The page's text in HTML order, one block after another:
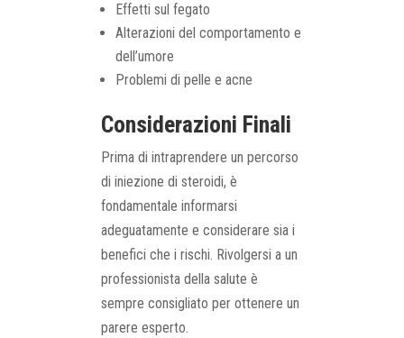
Effetti sul fegato
Alterazioni del comportamento e
dell’umore
Problemi di pelle e acne
Considerazioni Finali
Prima di intraprendere un percorso
di iniezione di steroidi, è
fondamentale informarsi
adeguatamente e considerare sia i
benefici che i rischi. Rivolgersi a un
professionista della salute è
sempre consigliato per ottenere un
parere esperto.